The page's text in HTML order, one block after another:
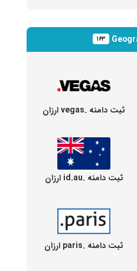
۱۶۳
ثبت دامنه .vegas ارزان
ثبت دامنه .id.au ارزان
ثبت دامنه .paris ارزان